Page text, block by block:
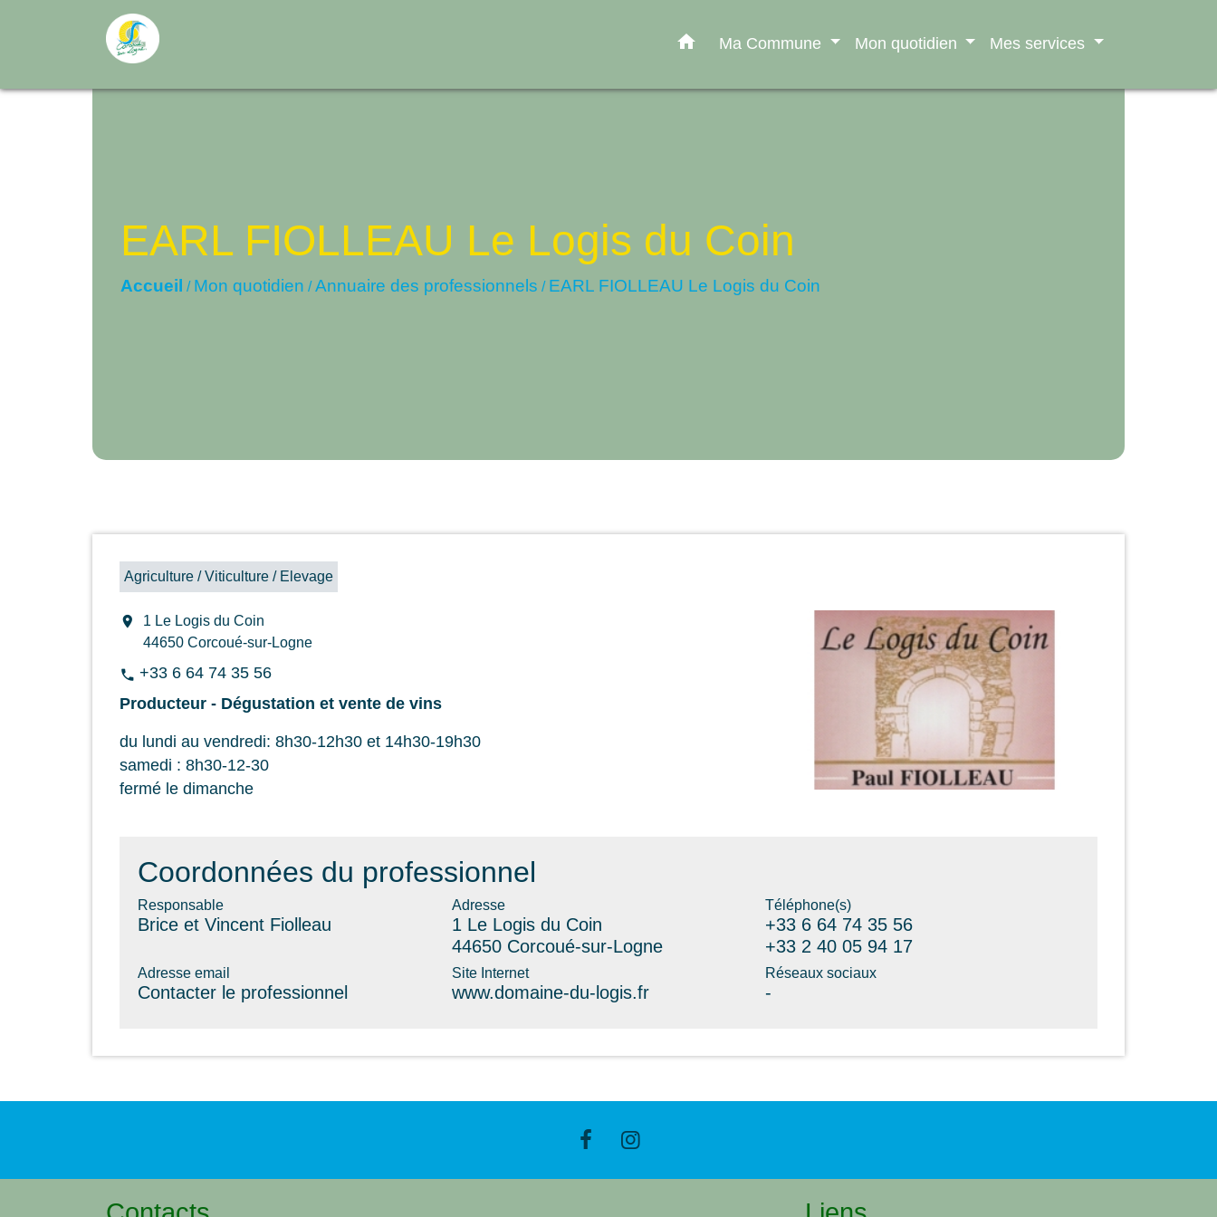
home Ma Commune Mon quotidien Mes services
EARL FIOLLEAU Le Logis du Coin
Accueil / Mon quotidien /Annuaire des professionnels / EARL FIOLLEAU Le Logis du Coin
Agriculture / Viticulture / Elevage
location_on
1 Le Logis du Coin
44650 Corcoué-sur-Logne
phone +33 6 64 74 35 56
Producteur - Dégustation et vente de vins
du lundi au vendredi: 8h30-12h30 et 14h30-19h30
samedi : 8h30-12-30
fermé le dimanche
Coordonnées du professionnel
Responsable
Brice et Vincent Fiolleau
Adresse
1 Le Logis du Coin
44650 Corcoué-sur-Logne
Téléphone(s)
+33 6 64 74 35 56
+33 2 40 05 94 17
Adresse email
Contacter le professionnel
Site Internet
www.domaine-du-logis.fr
Réseaux sociaux
-